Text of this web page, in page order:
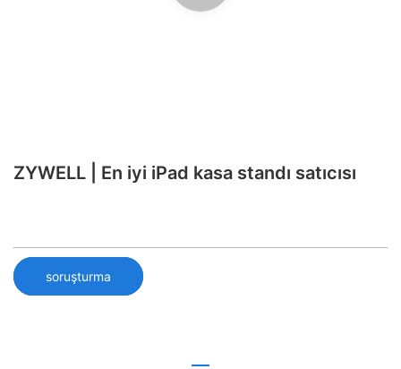
ZYWELL | En iyi iPad kasa standı satıcısı
soruşturma